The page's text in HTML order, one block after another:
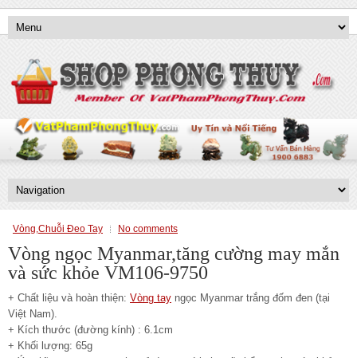
Vòng,Chuỗi Đeo Tay No comments
Vòng ngọc Myanmar,tăng cường may mắn
và sức khỏe VM106-9750
+ Chất liệu và hoàn thiện: Vòng tay ngọc Myanmar trắng đốm đen (tại
Việt Nam).
+ Kích thước (đường kính) : 6.1cm
+ Khối lượng: 65g